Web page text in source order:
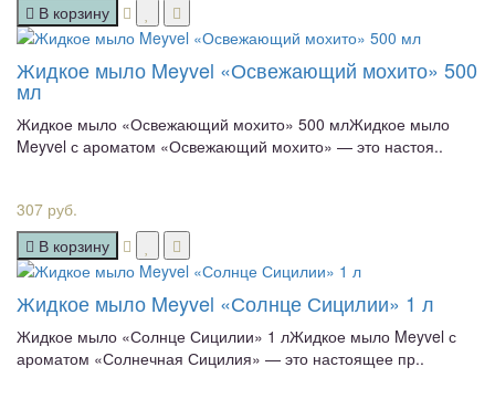
В корзину
Жидкое мыло Meyvel «Освежающий мохито» 500
мл
Жидкое мыло «Освежающий мохито» 500 млЖидкое мыло
Meyvel с ароматом «Освежающий мохито» — это настоя..
307 руб.
В корзину
Жидкое мыло Meyvel «Солнце Сицилии» 1 л
Жидкое мыло «Солнце Сицилии» 1 лЖидкое мыло Meyvel с
ароматом «Солнечная Сицилия» — это настоящее пр..